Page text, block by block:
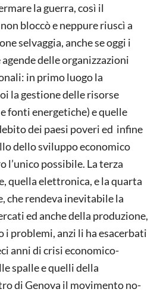
la guerra, così il
bloccò e neppure riuscì a
selvaggia, anche se oggi i
delle organizzazioni
in primo luogo la
la gestione delle risorse
fonti energetiche) e quelle
dei paesi poveri ed infine
dello sviluppo economico
l’unico possibile. La terza
quella elettronica, e la quarta
che rendeva inevitabile la
ed anche della produzione,
i problemi, anzi li ha esacerbati
anni di crisi economico-
spalle e quelli della
di Genova il movimento no-